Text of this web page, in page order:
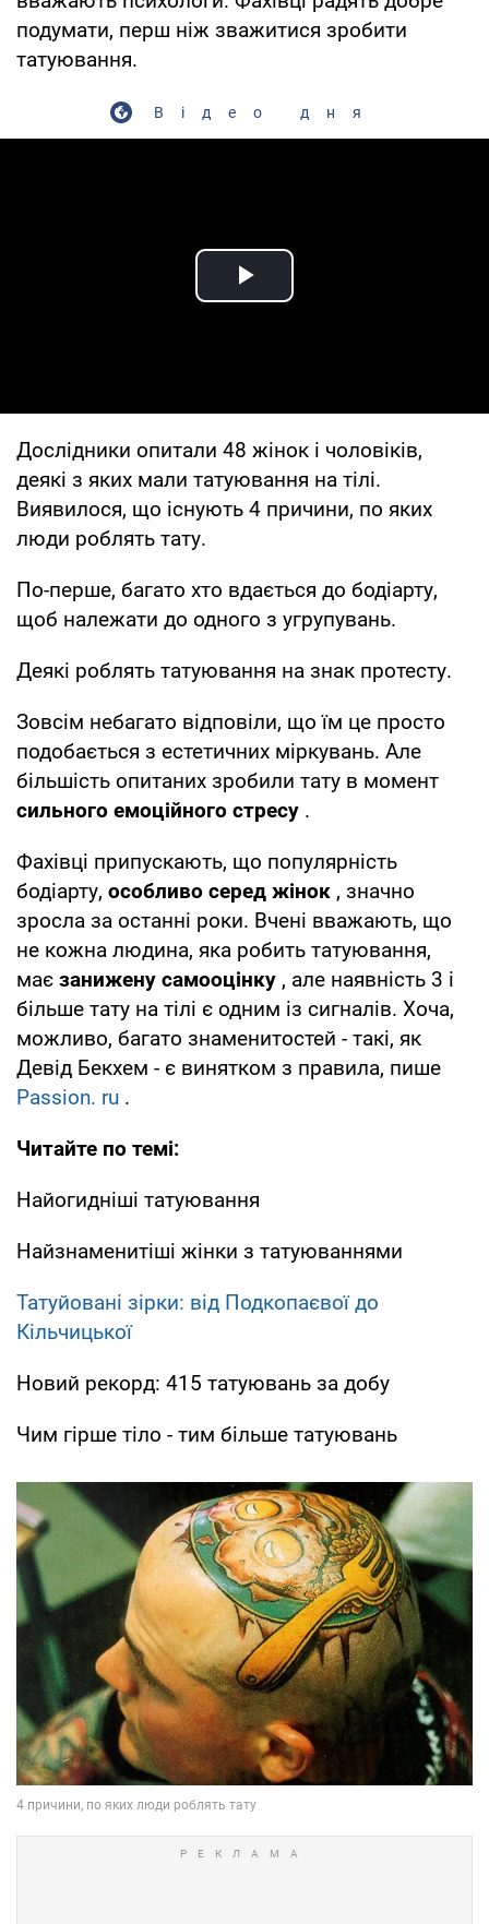
подумати, перш ніж зважитися зробити
татуювання.
Відео дня
Play Video
Дослідники опитали 48 жінок і чоловіків,
деякі з яких мали татуювання на тілі.
Виявилося, що існують 4 причини, по яких
люди роблять тату.
По-перше, багато хто вдається до бодіарту,
щоб належати до одного з угрупувань.
Деякі роблять татуювання на знак протесту.
Зовсім небагато відповіли, що їм це просто
подобається з естетичних міркувань. Але
більшість опитаних зробили тату в момент
сильного емоційного стресу .
Фахівці припускають, що популярність
бодіарту, особливо серед жінок , значно
зросла за останні роки. Вчені вважають, що
не кожна людина, яка робить татуювання,
має занижену самооцінку , але наявність 3 і
більше тату на тілі є одним із сигналів. Хоча,
можливо, багато знаменитостей - такі, як
Девід Бекхем - є винятком з правила, пише
Passion. ru .
Читайте по темі:
Найогидніші татуювання
Найзнаменитіші жінки з татуюваннями
Татуйовані зірки: від Подкопаєвої до
Кільчицької
Новий рекорд: 415 татуювань за добу
Чим гірше тіло - тим більше татуювань